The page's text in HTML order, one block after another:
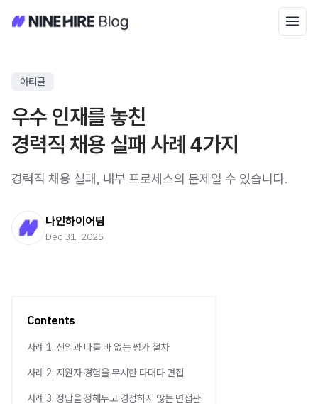
아티클
우수 인재를 놓친
경력직 채용 실패 사례 4가지
경력직 채용 실패, 내부 프로세스의 문제일 수 있습니다.
나인하이어팀
Dec 31, 2025
Contents
사례 1: 신입과 다를 바 없는 평가 절차
사례 2: 지원자 경험을 무시한 다대다 면접
사례 3: 정답을 정해두고 경청하지 않는 면접관